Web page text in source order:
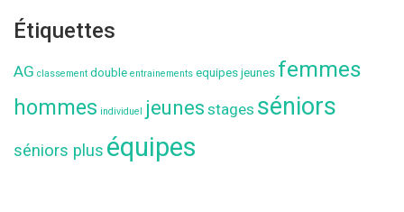
Étiquettes
AG classement double entrainements equipes jeunes femmes
hommes individuel jeunes stages séniors
séniors plus équipes